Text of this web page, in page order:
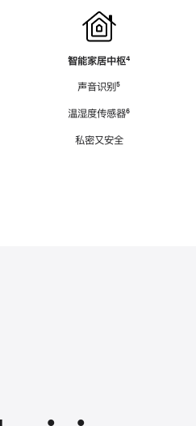
智能家居中枢脚
⁴
声音识别脚
⁵
温湿度传感器脚
⁶
私密又安全